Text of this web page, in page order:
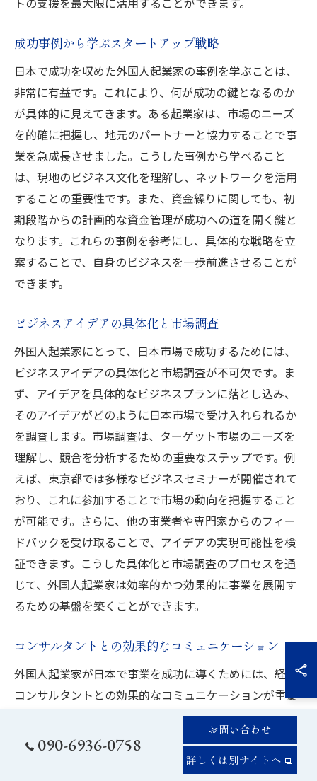
成功事例から学ぶスタートアップ戦略
日本で成功を収めた外国人起業家の事例を学ぶことは、
非常に有益です。これにより、何が成功の鍵となるのか
が具体的に見えてきます。ある起業家は、市場のニーズ
を的確に把握し、地元のパートナーと協力することで事
業を急成長させました。こうした事例から学べること
は、現地のビジネス文化を理解し、ネットワークを活用
することの重要性です。また、資金繰りに関しても、初
期段階からの計画的な資金管理が成功への道を開く鍵と
なります。これらの事例を参考にし、具体的な戦略を立
案することで、自身のビジネスを一歩前進させることが
できます。
ビジネスアイデアの具体化と市場調査
外国人起業家にとって、日本市場で成功するためには、
ビジネスアイデアの具体化と市場調査が不可欠です。ま
ず、アイデアを具体的なビジネスプランに落とし込み、
そのアイデアがどのように日本市場で受け入れられるか
を調査します。市場調査は、ターゲット市場のニーズを
理解し、競合を分析するための重要なステップです。例
えば、東京都では多様なビジネスセミナーが開催されて
おり、これに参加することで市場の動向を把握すること
が可能です。さらに、他の事業者や専門家からのフィー
ドバックを受け取ることで、アイデアの実現可能性を検
証できます。こうした具体化と市場調査のプロセスを通
じて、外国人起業家は効率的かつ効果的に事業を展開す
るための基盤を築くことができます。
コンサルタントとの効果的なコミュニケーション
外国人起業家が日本で事業を成功に導くためには、経営
コンサルタントとの効果的なコミュニケーションが重要
です。言葉の壁を克服するために、通訳を介したやり取
りや日本語力の向上を図ることが推奨されます。さら
に、事前に自分のビジネスのビジョンや具体的な目標を
090-6936-0758
お問い合わせ
詳しくは別サイトへ